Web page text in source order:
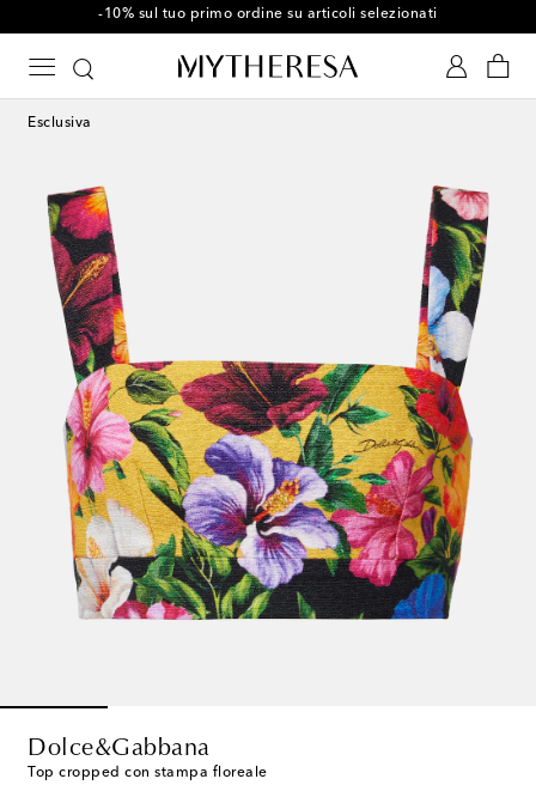
-10% sul tuo primo ordine su articoli selezionati
Esclusiva
Dolce&Gabbana
Top cropped con stampa floreale